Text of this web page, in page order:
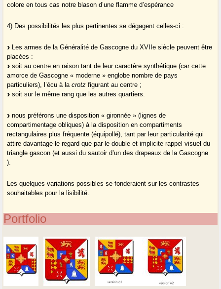
colore en tous cas notre blason d’une flamme d’espérance
4) Des possibilités les plus pertinentes se dégagent celles-ci :
Les armes de la Généralité de Gascogne du XVIIe siècle peuvent être
placées :
soit au centre en raison tant de leur caractère synthétique (car cette
amorce de Gascogne « moderne » englobe nombre de pays
particuliers), l’écu à lacrotz figurant au centre ;
soit sur le même rang que les autres quartiers.
nous préférons une disposition « gironnée » (lignes de
compartimentage obliques) à la disposition en compartiments
rectangulaires plus fréquente (équipollé), tant par leur particularité qui
attire davantage le regard que par le double et implicite rappel visuel du
triangle gascon (et aussi du sautoir d’un des drapeaux de la Gascogne
).
Les quelques variations possibles se fonderaient sur les contrastes
souhaitables pour la lisibilité.
Portfolio